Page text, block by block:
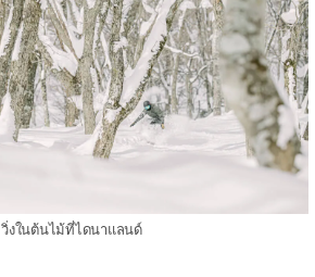
วิ่งในต้นไม้ที่ไดนาแลนด์